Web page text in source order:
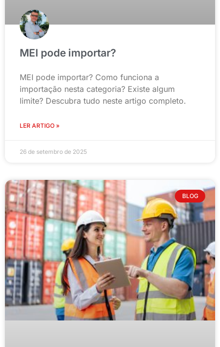
MEI pode importar?
MEI pode importar? Como funciona a
importação nesta categoria? Existe algum
limite? Descubra tudo neste artigo completo.
LER ARTIGO »
26 de setembro de 2025
BLOG